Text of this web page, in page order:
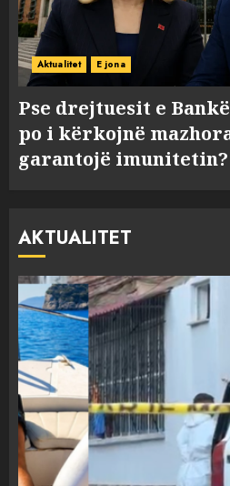
Aktualitet E jona
Pse drejtuesit e
po i kërkojnë
garantojë imunitetin?
AKTUALITET